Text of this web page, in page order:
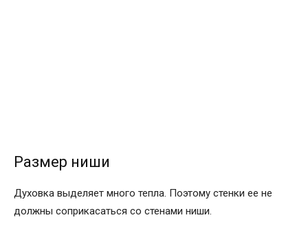
Размер ниши
Духовка выделяет много тепла. Поэтому стенки ее не
должны соприкасаться со стенами ниши.